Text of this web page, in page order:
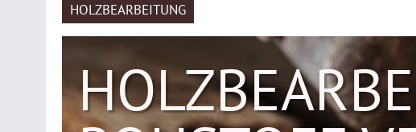
HOLZBEARBEITUNG